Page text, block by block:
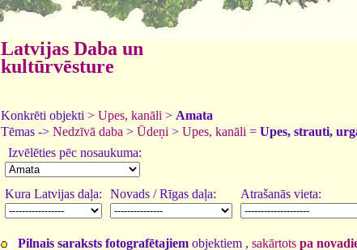
Latvijas Daba un
kultūrvēsture
Konkrēti objekti > Upes, kanāli > Amata
Tēmas -> Nedzīvā daba > Ūdeņi > Upes, kanāli = Upes, strauti,
Izvēlēties pēc nosaukuma:
Kura Latvijas daļa: Novads / Rīgas daļa: Atrašanās vieta:
Pilnais saraksts fotografētajiem objektiem , sakārtots pa